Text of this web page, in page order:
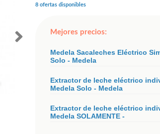
8 ofertas disponibles
Mejores precios:
Medela Sacaleches Eléctrico
Solo - Medela
Extractor de leche eléctrico
Medela Solo - Medela
Extractor de leche eléctrico
Medela SOLAMENTE -